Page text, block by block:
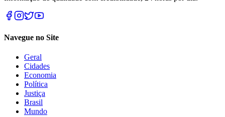
Navegue no Site
Geral
Cidades
Economia
Política
Justiça
Brasil
Mundo